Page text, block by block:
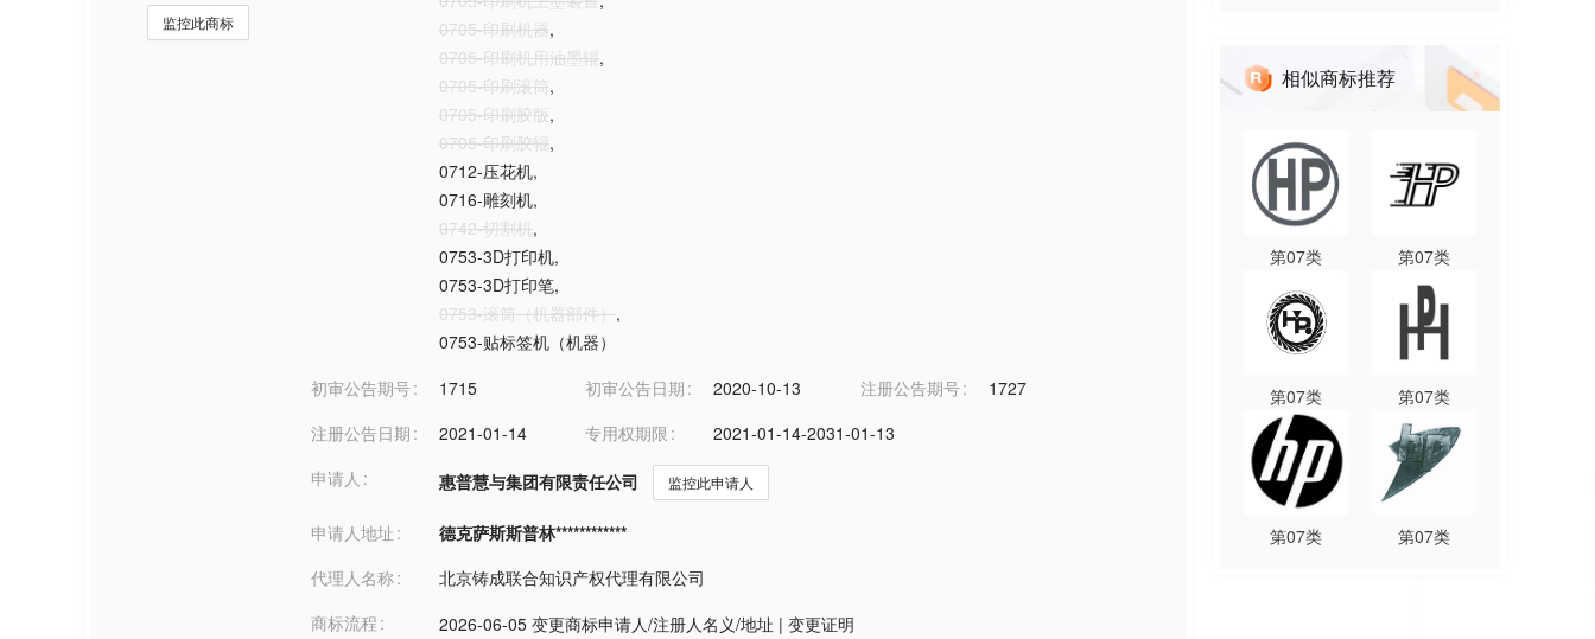
监控此商标
0705-印刷机器,
0705-印刷机用油墨辊,
0705-印刷滚筒,
0705-印刷胶版,
0705-印刷胶辊,
0712-压花机,
0716-雕刻机,
0742-切割机,
0753-3D打印机,
0753-3D打印笔,
0753-滚筒（机器部件）,
0753-贴标签机（机器）
初审公告期号
1715 初审公告日期 2020-10-13 注册公告期号
1727
注册公告日期
2021-01-14 专用权期限
2021-01-14-2031-01-13
申请人
惠普慧与集团有限责任公司 监控此申请人
申请人地址
德克萨斯斯普林************
代理人名称
北京铸成联合知识产权代理有限公司
商标流程
2026-06-05 变更商标申请人/注册人名义/地址 | 变更证明
相似商标推荐
第07类 第07类
第07类 第07类
第07类 第07类